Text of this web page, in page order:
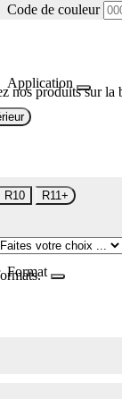
Code de couleur
Application
nos produits sur la
R10 R11+
Format